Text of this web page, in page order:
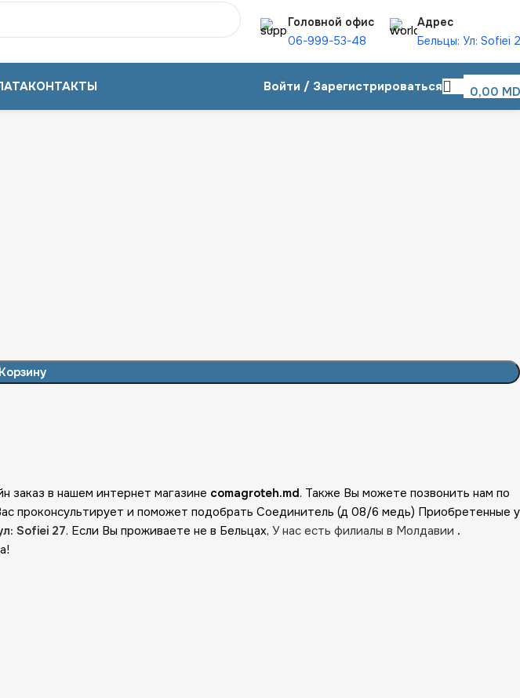
Головной офис
06-999-53-48
Адрес
Бельцы: Ул: Sofiei
КОНТАКТЫ Войти / Зарегистрироваться 0,00
в нашем интернет магазине comagroteh.md. Также Вы можете позвонить нам по
проконсультирует и поможет подобрать Соединитель (д 08/6 медь) Приобретенные у
Sofiei 27. Если Вы проживаете не в Бельцах, У нас есть филиалы в Молдавии .